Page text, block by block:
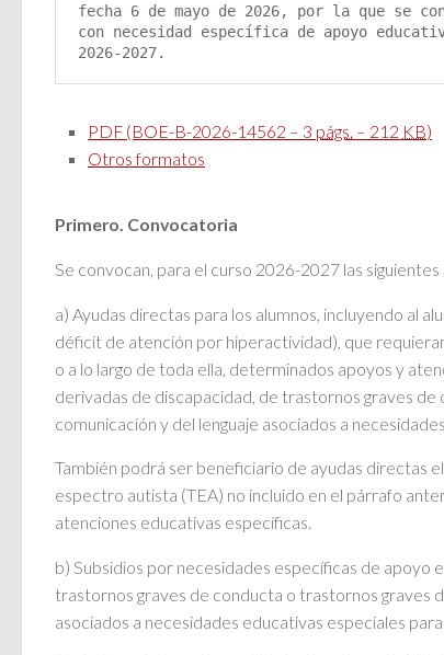
fecha 6 de mayo de 2026, por la que se
con necesidad específica de apoyo
2026-2027.
PDF (BOE-B-2026-14562 – 3 págs. – 212 KB)
Otros formatos
Primero. Convocatoria
Se convocan, para el curso 2026-2027 las siguientes
a) Ayudas directas para los alumnos, incluyendo al
déficit de atención por hiperactividad), que
o a lo largo de toda ella, determinados apoyos y
derivadas de discapacidad, de trastornos graves
comunicación y del lenguaje asociados a
También podrá ser beneficiario de ayudas directas
espectro autista (TEA) no incluido en el párrafo
atenciones educativas específicas.
b) Subsidios por necesidades específicas de apoyo
trastornos graves de conducta o trastornos graves
asociados a necesidades educativas especiales